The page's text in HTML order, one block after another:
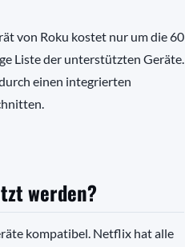
von Roku kostet nur um die 60
Liste der unterstützten Geräte.
einen integrierten
werden?
kompatibel. Netflix hat alle